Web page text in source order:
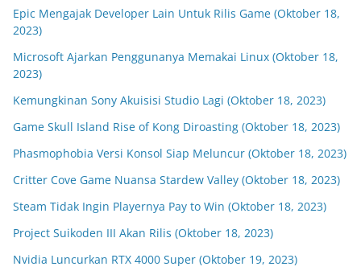
Epic Mengajak Developer Lain Untuk Rilis Game (Oktober 18,
2023)
Microsoft Ajarkan Penggunanya Memakai Linux (Oktober 18,
2023)
Kemungkinan Sony Akuisisi Studio Lagi (Oktober 18, 2023)
Game Skull Island Rise of Kong Diroasting (Oktober 18, 2023)
Phasmophobia Versi Konsol Siap Meluncur (Oktober 18, 2023)
Critter Cove Game Nuansa Stardew Valley (Oktober 18, 2023)
Steam Tidak Ingin Playernya Pay to Win (Oktober 18, 2023)
Project Suikoden III Akan Rilis (Oktober 18, 2023)
Nvidia Luncurkan RTX 4000 Super (Oktober 19, 2023)